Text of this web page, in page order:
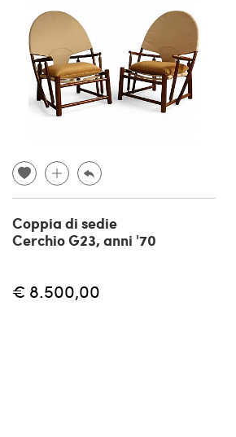
Coppia di sedie
Cerchio G23, anni '70
€ 8.500,00